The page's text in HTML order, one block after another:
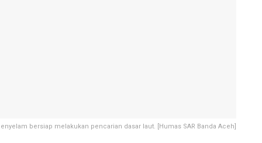
bersiap melakukan pencarian dasar laut. [Humas SAR Banda Aceh]